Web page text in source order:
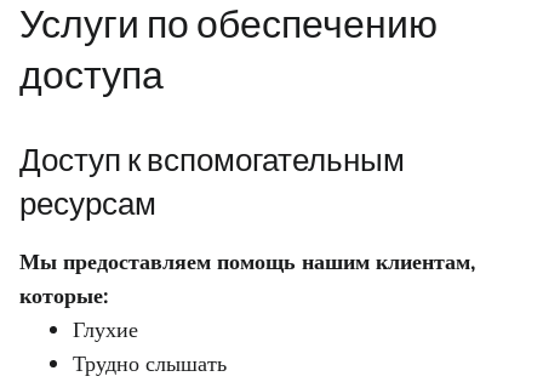
Услуги по обеспечению
доступа
Доступ к вспомогательным
ресурсам
Мы предоставляем помощь нашим клиентам,
которые:
Глухие
Трудно слышать